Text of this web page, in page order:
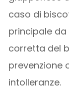
caso di
principale da
corretta del
prevenzione
intolleranze.